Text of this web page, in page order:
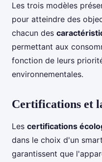
Les trois modèles
pour atteindre des
chacun des
permettant aux
fonction de leurs
environnementales.
Certifications et
Les certifications
dans le choix d'un
garantissent que